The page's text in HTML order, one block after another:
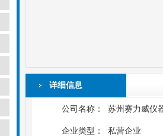
详细信息
公司名称： 苏州赛力威仪
企业类型： 私营企业